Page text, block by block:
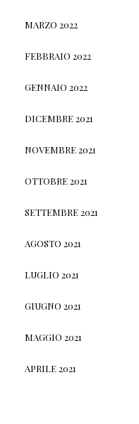
MARZO 2022
FEBBRAIO 2022
GENNAIO 2022
DICEMBRE 2021
NOVEMBRE 2021
OTTOBRE 2021
SETTEMBRE 2021
AGOSTO 2021
LUGLIO 2021
GIUGNO 2021
MAGGIO 2021
APRILE 2021